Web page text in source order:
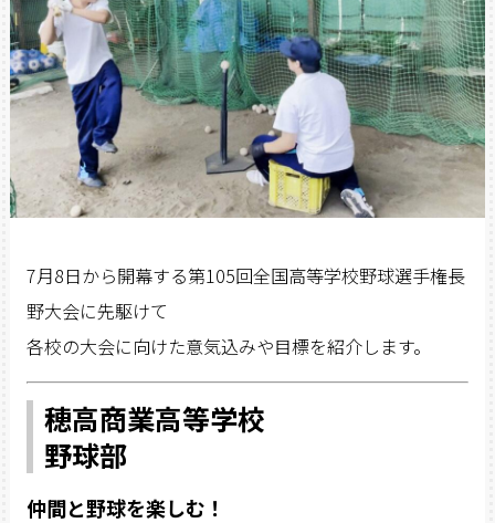
7月8日から開幕する第105回全国高等学校野球選手権長
野大会に先駆けて
各校の大会に向けた意気込みや目標を紹介します。
穂高商業高等学校
野球部
仲間と野球を楽しむ！